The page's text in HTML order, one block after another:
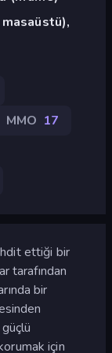
masaüstü),
MMO 17
ettiği bir
tarafından
bir
için